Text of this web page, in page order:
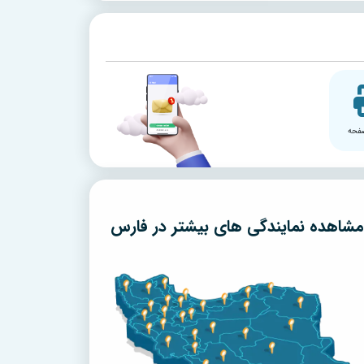
مشاهده نمایندگی های بیشتر در فارس